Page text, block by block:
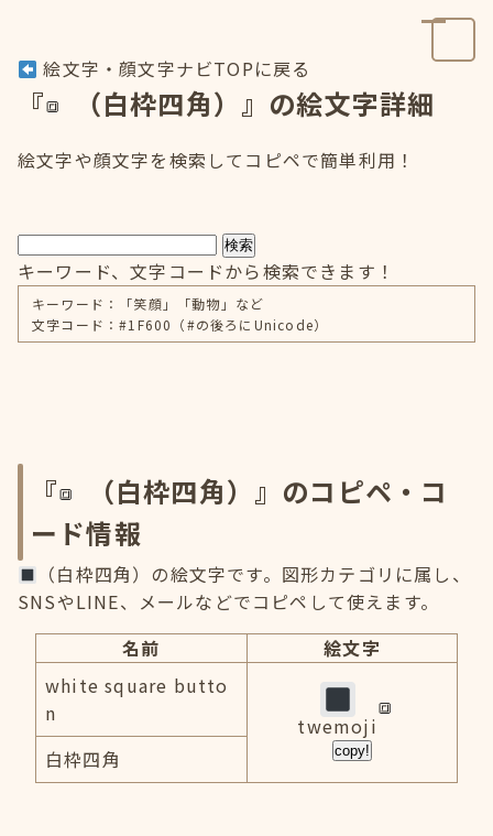
絵文字・顔文字ナビTOPに戻る
『 （白枠四角）』の絵文字詳細
絵文字や顔文字を検索してコピペで簡単利用！
検索
キーワード、文字コードから検索できます！
キーワード：「笑顔」「動物」など
文字コード：#1F600（#の後ろにUnicode）
『
（白枠四角）』のコピペ・コ
ード情報
（白枠四角）の絵文字です。図形カテゴリに属し、
SNSやLINE、メールなどでコピペして使えます。
名前
絵文字
white square butto
n
twemoji
copy!
白枠四角